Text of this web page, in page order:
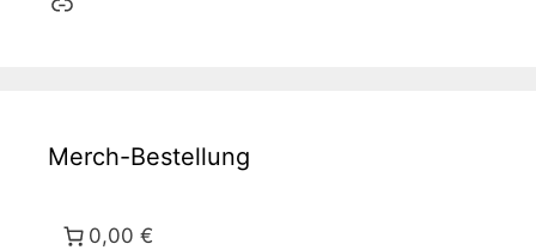
Merch-Bestellung
0,00 €